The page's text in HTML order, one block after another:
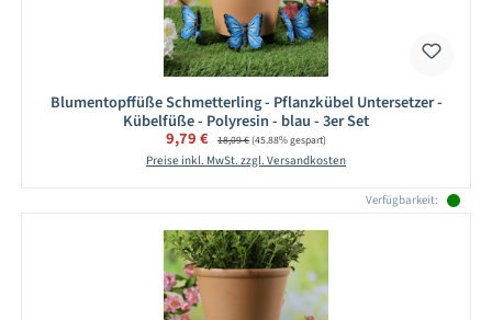
Blumentopffüße Schmetterling - Pflanzkübel Untersetzer -
Kübelfüße - Polyresin - blau - 3er Set
Verkaufspreis:
9,79 € Regulärer Preis:
18,09 €(45.88% gespart)
Preise inkl. MwSt. zzgl. Versandkosten
Verfügbarkeit: